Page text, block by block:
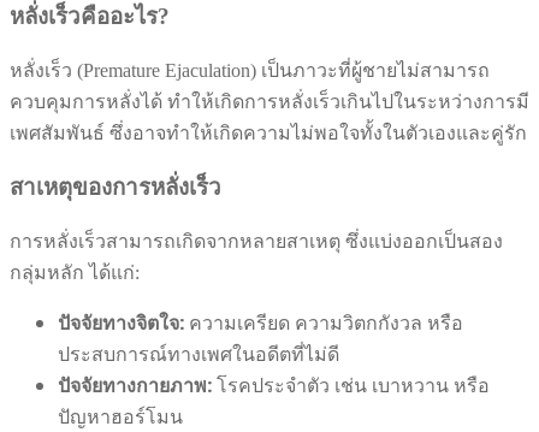
หลั่งเร็วคืออะไร?
หลั่งเร็ว (Premature Ejaculation) เป็นภาวะที่ผู้ชายไม่สามารถ
ควบคุมการหลั่งได้ ทำให้เกิดการหลั่งเร็วเกินไปในระหว่างการมี
เพศสัมพันธ์ ซึ่งอาจทำให้เกิดความไม่พอใจทั้งในตัวเองและคู่รัก
สาเหตุของการหลั่งเร็ว
การหลั่งเร็วสามารถเกิดจากหลายสาเหตุ ซึ่งแบ่งออกเป็นสอง
กลุ่มหลัก ได้แก่:
ปัจจัยทางจิตใจ: ความเครียด ความวิตกกังวล หรือ
ประสบการณ์ทางเพศในอดีตที่ไม่ดี
ปัจจัยทางกายภาพ:โรคประจำตัว เช่น เบาหวาน หรือ
ปัญหาฮอร์โมน